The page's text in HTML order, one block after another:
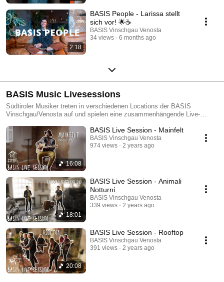
2:18
BASIS People - Larissa stellt
sich vor! 🌟☕
BASIS Vinschgau Venosta
34 views
6 months ago
BASIS Music Livesessions
Südtiroler Musiker treten in verschiedenen Locations der BASIS
Vinschgau/Venosta auf und spielen eine zusammenhängende Live-
16:08
BASIS Live Session - Mainfelt
BASIS Vinschgau Venosta
974 views
2 years ago
18:01
BASIS Live Session - Animali
Notturni
BASIS Vinschgau Venosta
339 views
2 years ago
20:08
BASIS Live Session - Rooftop
BASIS Vinschgau Venosta
391 views
2 years ago